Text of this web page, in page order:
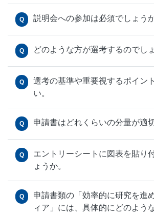
Q 説明会への参加は必須でしょうか
Q どのような方が選考するのでし
Q
選考の基準や重要視するポイン
い。
Q 申請書はどれくらいの分量が適
Q
エントリーシートに図表を貼り
ょうか。
Q
申請書類の「効率的に研究を進
ィア」には、具体的にどのよう